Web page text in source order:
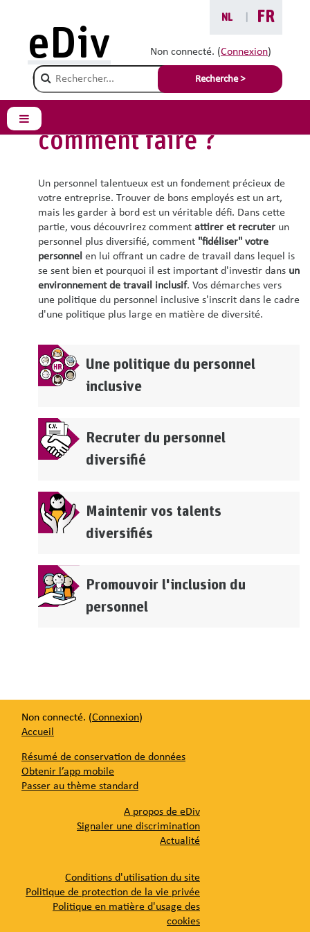
NL
FR
Non connecté. (Connexion)
Champ de recherche
Recherche >
eDiv
Panneau latéral
Recruter et maintenir vos talents
diversifiés
Une politique du
personnel inclusive:
comment faire ?
Un personnel talentueux est un fondement précieux de
votre entreprise. Trouver de bons employés est un art,
mais les garder à bord est un véritable défi. Dans cette
partie, vous découvrirez comment attirer et recruter un
personnel plus diversifié, comment "fidéliser" votre
personnel en lui offrant un cadre de travail dans lequel is
se sent bien et pourquoi il est important d'investir dans un
environnement de travail inclusif. Vos démarches vers
une politique du personnel inclusive s'inscrit dans le cadre
d'une politique plus large en matière de diversité.
Une politique du personnel
inclusive
Recruter du personnel
diversifié
Maintenir vos talents
diversifiés
Promouvoir l'inclusion du
personnel
Non connecté. (Connexion)
Accueil
Résumé de conservation de données
Obtenir l’app mobile
Passer au thème standard
A propos de eDiv
Signaler une discrimination
Actualité
Conditions d'utilisation du site
Politique de protection de la vie privée
Politique en matière d'usage des
cookies